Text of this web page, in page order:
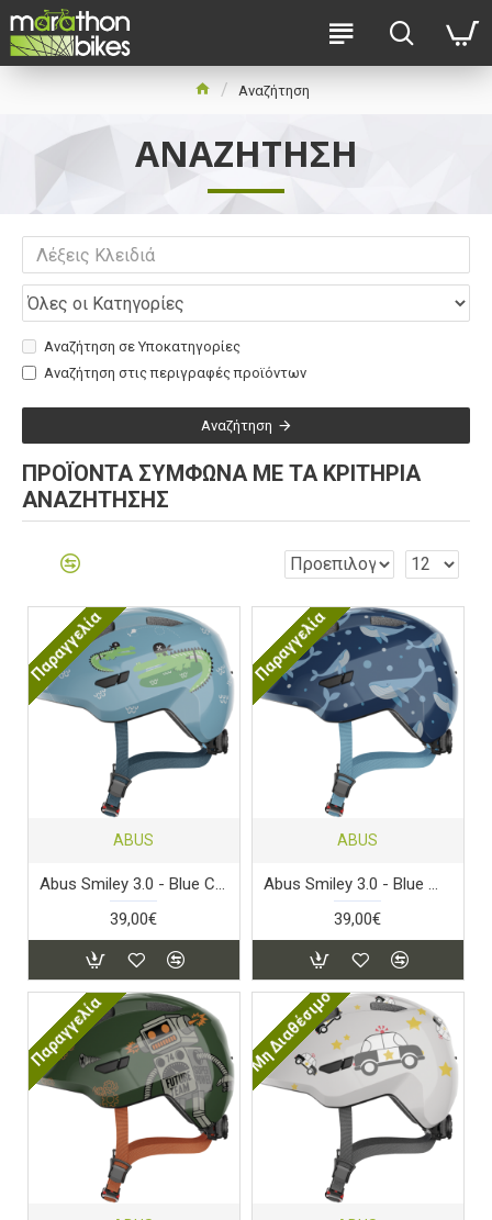
Αναζήτηση
ΑΝΑΖΉΤΗΣΗ
Αναζήτηση σε Υποκατηγορίες
Αναζήτηση στις περιγραφές προϊόντων
Αναζήτηση
ΠΡΟΪΌΝΤΑ ΣΎΜΦΩΝΑ ΜΕ ΤΑ ΚΡΙΤΉΡΙΑ
ΑΝΑΖΉΤΗΣΗΣ
Παραγγελία
ABUS
Abus Smiley 3.0 - Blue Croco
39,00€
Παραγγελία
ABUS
Abus Smiley 3.0 - Blue Whale
39,00€
Παραγγελία Μη Διαθέσιμο